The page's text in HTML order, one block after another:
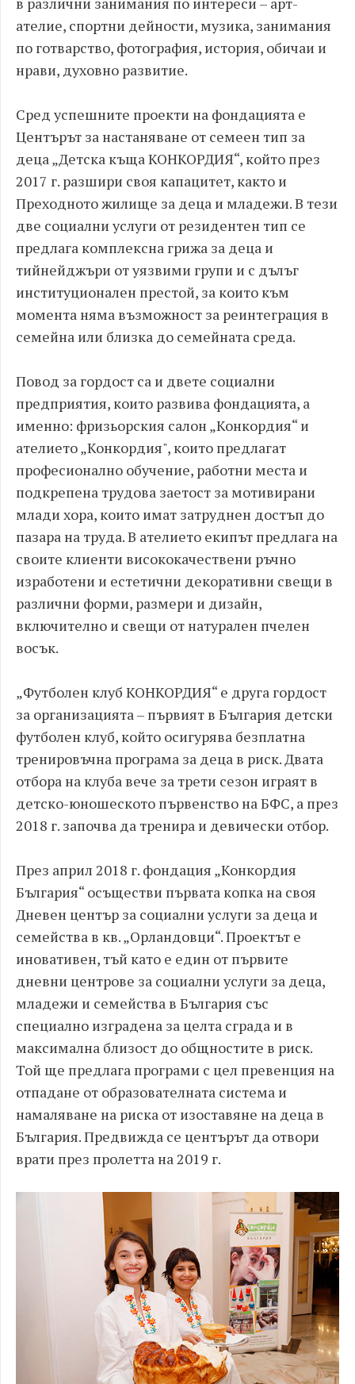
ателие, спортни дейности, музика, занимания
по готварство, фотография, история, обичаи и
нрави, духовно развитие.
Сред успешните проекти на фондацията е
Центърът за настаняване от семеен тип за
деца „Детска къща КОНКОРДИЯ“, който през
2017 г. разшири своя капацитет, както и
Преходното жилище за деца и младежи. В тези
две социални услуги от резидентен тип се
предлага комплексна грижа за деца и
тийнейджъри от уязвими групи и с дълъг
институционален престой, за които към
момента няма възможност за реинтеграция в
семейна или близка до семейната среда.
Повод за гордост са и двете социални
предприятия, които развива фондацията, а
именно: фризьорския салон „Конкордия“ и
ателието„Конкордия", които предлагат
професионално обучение, работни места и
подкрепена трудова заетост за мотивирани
млади хора, които имат затруднен достъп до
пазара на труда. В ателието екипът предлага на
своите клиенти висококачествени ръчно
изработени и естетични декоративни свещи в
различни форми, размери и дизайн,
включително и свещи от натурален пчелен
восък.
„Футболен клуб КОНКОРДИЯ“ е друга гордост
за организацията – първият в България детски
футболен клуб, който осигурява безплатна
тренировъчна програма за деца в риск. Двата
отбора на клуба вече за трети сезон играят в
детско-юношеското първенство на БФС, а през
2018 г. започва да тренира и девически отбор.
През април 2018 г. фондация „Конкордия
България“ осъществи първата копка на своя
Дневен център за социални услуги за деца и
семейства в кв. „Орландовци“. Проектът е
иновативен, тъй като е един от първите
дневни центрове за социални услуги за деца,
младежи и семейства в България със
специално изградена за целта сграда и в
максимална близост до общностите в риск.
Той ще предлага програми с цел превенция на
отпадане от образователната система и
намаляване на риска от изоставяне на деца в
България. Предвижда се центърът да отвори
врати през пролетта на 2019 г.